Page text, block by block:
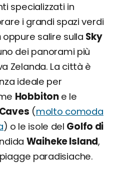
specializzati in
i grandi spazi verdi
oppure salire sulla Sky
dei panorami più
Zelanda. La città è
ideale per
Hobbitone le
(molto comoda
) o le isole del Golfo di
Waiheke Island,
paradisiache.